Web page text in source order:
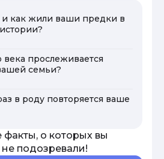
как жили ваши предки в
века прослеживается
семьи?
в роду повторяется ваше
факты, о которых вы
подозревали!